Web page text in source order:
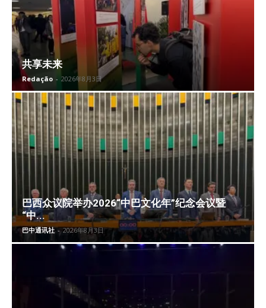
共享未来
Redação - 2026年8月3日
巴西众议院举办2026“中巴文化年”纪念会议暨
“中...
巴中通讯社 - 2026年8月3日